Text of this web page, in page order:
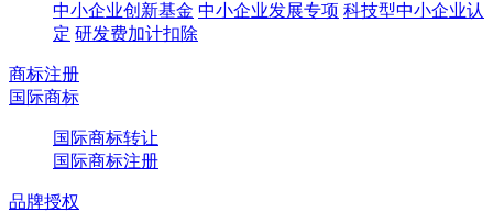
中小企业创新基金 中小企业发展专项 科技型中小企业认
定 研发费加计扣除
商标注册
国际商标
国际商标转让
国际商标注册
品牌授权